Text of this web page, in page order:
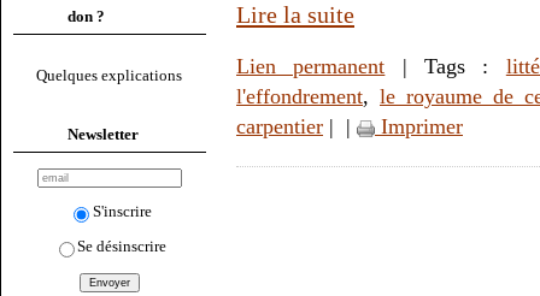
don ?
Quelques explications
Newsletter
S'inscrire
Se désinscrire
Lire la suite
Lien permanent | Tags :
l'effondrement, le royaume de
carpentier | | Imprimer